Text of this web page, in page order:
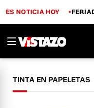
ES NOTICIA HOY
TINTA EN PAPELETAS